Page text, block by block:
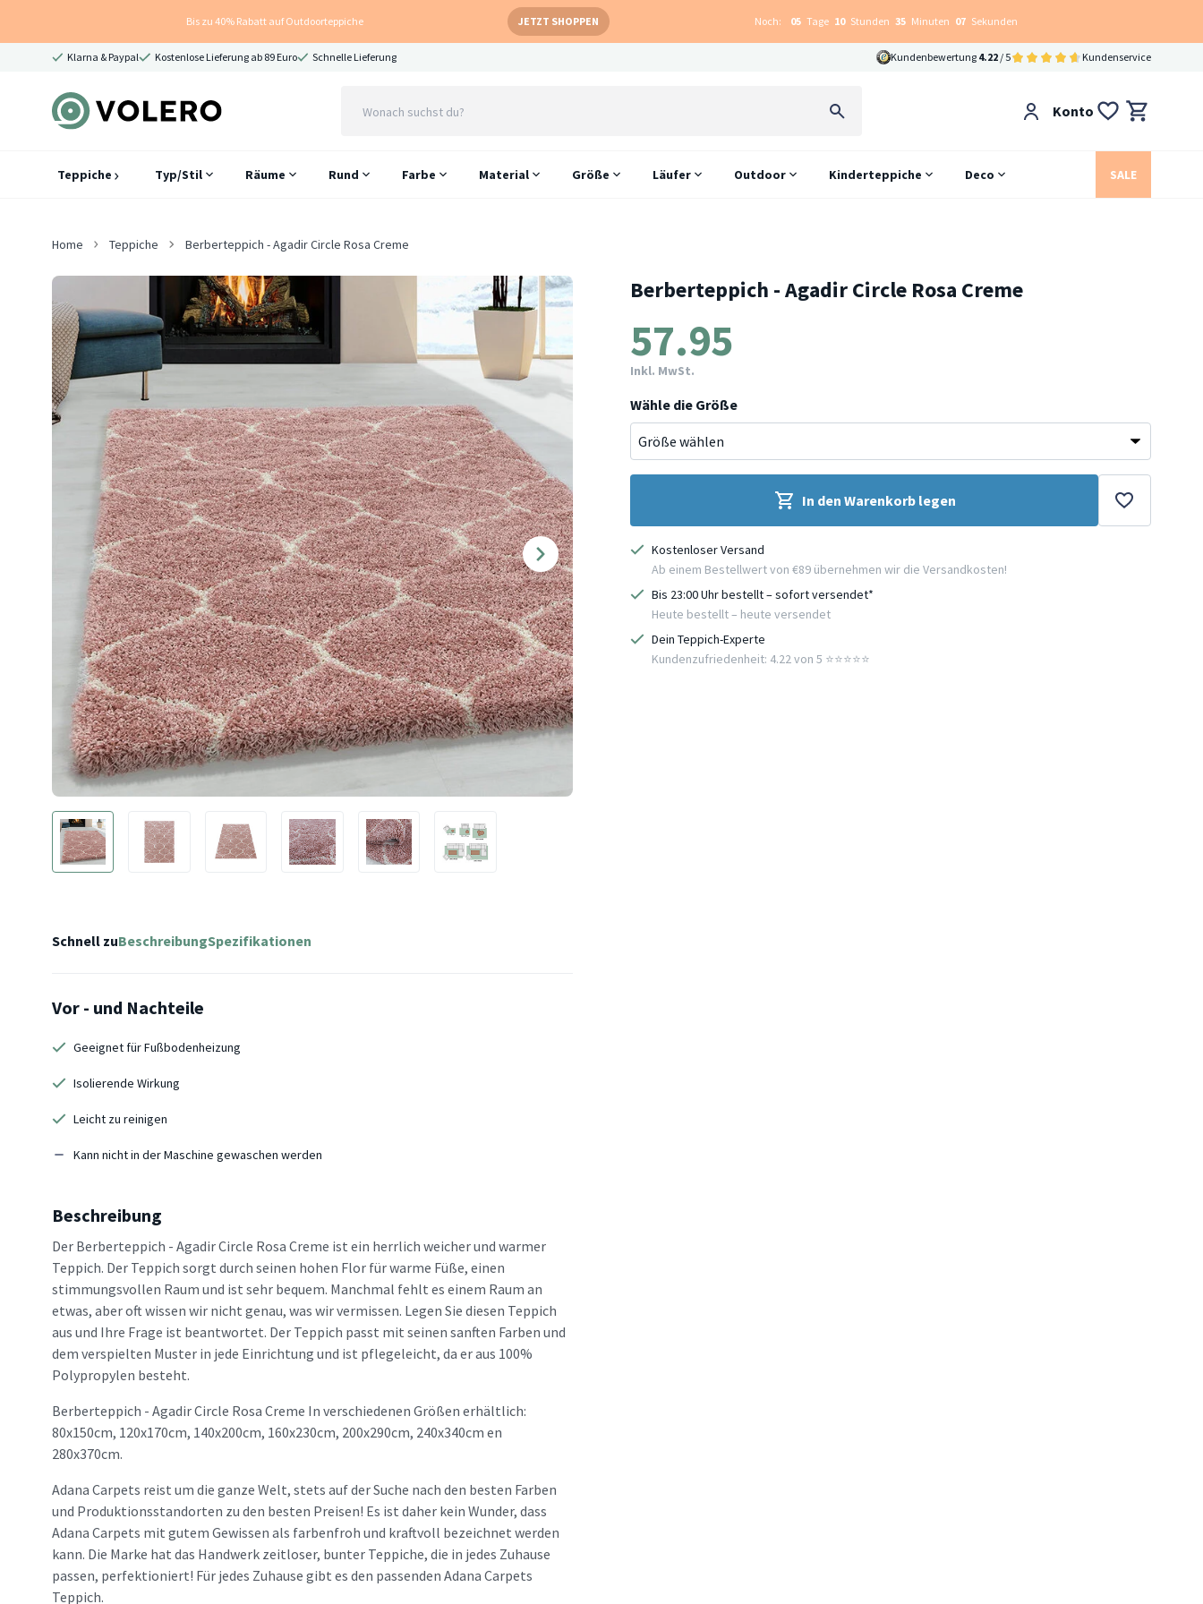
Bis zu 40% Rabatt auf Outdoorteppiche JETZT SHOPPEN Noch: 05 Tage 10 Stunden 35 Minuten 06 Sekunden
Klarna & Paypal Kostenlose Lieferung ab 89 Euro Schnelle Lieferung Kundenbewertung 4.22 / 5 Kundenservice
Konto
Teppiche Typ/Stil Räume Rund Farbe Material Größe Läufer Outdoor Kinderteppiche Deco SALE
Home Teppiche Berberteppich - Agadir Circle Rosa Creme
Berberteppich - Agadir Circle Rosa Creme
57.95
Inkl. MwSt.
Wähle die Größe
In den Warenkorb legen
Kostenloser Versand
Ab einem Bestellwert von €89 übernehmen wir die Versandkosten!
Bis 23:00 Uhr bestellt – sofort versendet*
Heute bestellt – heute versendet
Dein Teppich-Experte
Kundenzufriedenheit: 4.22 von 5 ⭐️⭐️⭐️⭐️⭐️
Schnell zuBeschreibungSpezifikationen
Vor - und Nachteile
Geeignet für Fußbodenheizung
Isolierende Wirkung
Leicht zu reinigen
Kann nicht in der Maschine gewaschen werden
Beschreibung
Der Berberteppich - Agadir Circle Rosa Creme ist ein herrlich weicher und warmer
Teppich. Der Teppich sorgt durch seinen hohen Flor für warme Füße, einen
stimmungsvollen Raum und ist sehr bequem. Manchmal fehlt es einem Raum an
etwas, aber oft wissen wir nicht genau, was wir vermissen. Legen Sie diesen Teppich
aus und Ihre Frage ist beantwortet. Der Teppich passt mit seinen sanften Farben und
dem verspielten Muster in jede Einrichtung und ist pflegeleicht, da er aus 100%
Polypropylen besteht.
Berberteppich - Agadir Circle Rosa Creme In verschiedenen Größen erhältlich:
80x150cm, 120x170cm, 140x200cm, 160x230cm, 200x290cm, 240x340cm en
280x370cm.
Adana Carpets reist um die ganze Welt, stets auf der Suche nach den besten Farben
und Produktionsstandorten zu den besten Preisen! Es ist daher kein Wunder, dass
Adana Carpets mit gutem Gewissen als farbenfroh und kraftvoll bezeichnet werden
kann. Die Marke hat das Handwerk zeitloser, bunter Teppiche, die in jedes Zuhause
passen, perfektioniert! Für jedes Zuhause gibt es den passenden Adana Carpets
Teppich.